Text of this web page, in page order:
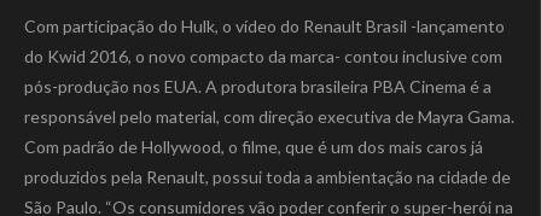
Com participação do Hulk, o vídeo do Renault Brasil -lançamento
do Kwid 2016, o novo compacto da marca- contou inclusive com
pós-produção nos EUA. A produtora brasileira PBA Cinema é a
responsável pelo material, com direção executiva de Mayra Gama.
Com padrão de Hollywood, o filme, que é um dos mais caros já
produzidos pela Renault, possui toda a ambientação na cidade de
São Paulo. “Os consumidores vão poder conferir o super-herói na